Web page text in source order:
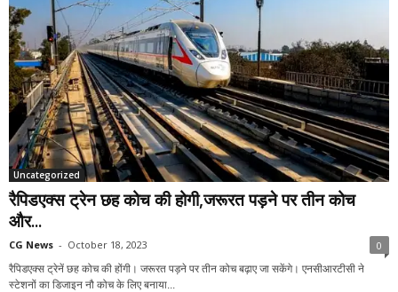
Uncategorized
रैपिडएक्स ट्रेन छह कोच की होगी,जरूरत पड़ने पर तीन कोच
और...
CG News - October 18, 2023 0
रैपिडएक्स ट्रेनें छह कोच की होंगी। जरूरत पड़ने पर तीन कोच बढ़ाए जा सकेंगे। एनसीआरटीसी ने
स्टेशनों का डिजाइन नौ कोच के लिए बनाया...